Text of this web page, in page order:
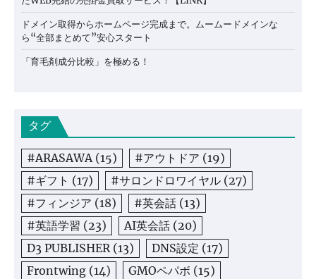
ドメイン取得からホームページ完成まで。ムームードメインな
ら“全部まとめて”安心スタート
「育毛剤成分比較」を極める！
タグ
#ARASAWA(15) #アウトドア (19)
#ギフト (17) #サロンドロワイヤル (27)
#フィンジア (18) #英会話 (13)
#英語学習 (23) AI英会話 (20)
D3 PUBLISHER(13) DNS設定 (17)
Frontwing (14) GMOペパボ (15)